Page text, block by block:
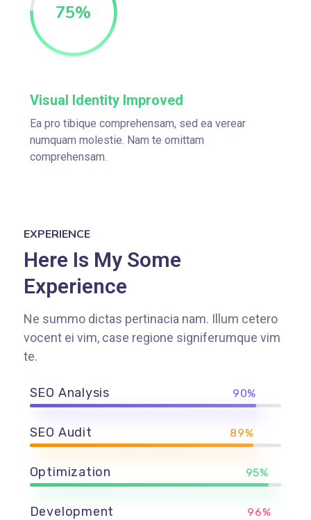
75%
Visual Identity Improved
Ea pro tibique comprehensam, sed ea verear
numquam molestie. Nam te omittam
comprehensam.
EXPERIENCE
Here Is My Some
Experience
Ne summo dictas pertinacia nam. Illum cetero
vocent ei vim, case regione signiferumque vim
te.
SEO Analysis 90%
SEO Audit 89%
Optimization 95%
Development 96%